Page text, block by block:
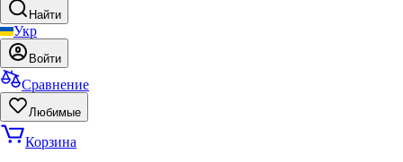
Найти
Укр
Войти
Сравнение
Любимые
Корзина